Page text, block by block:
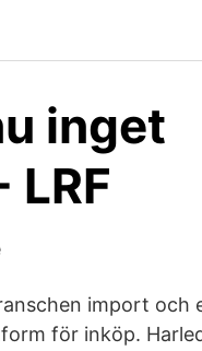
inget
import och
för inköp.